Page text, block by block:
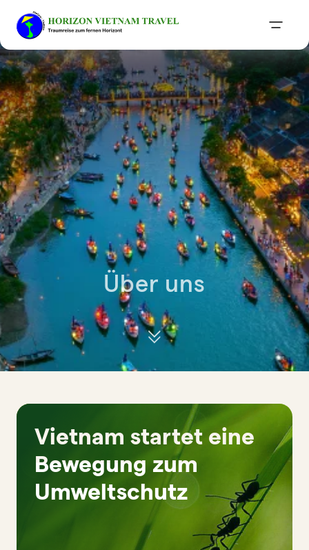
Über uns
Vietnam startet eine
Bewegung zum
Umweltschutz